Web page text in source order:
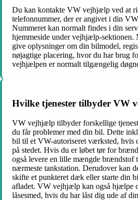
Du kan kontakte VW vejhjælp ved at
telefonnummer, der er angivet i din
Nummeret kan normalt findes i din
hjemmeside under vejhjælp-sektionen.
give oplysninger om din bilmodel,
nøjagtige placering, hvor du har brug
vejhjælpen er normalt tilgængelig
Hvilke tjenester tilbyder VW
VW vejhjælp tilbyder forskellige
du får problemer med din bil. Dette
bil til et VW-autoriseret værksted, hvis
på stedet. Hvis du er løbet tør for
også levere en lille mængde brændstof
nærmeste tankstation. Derudover kan
skifte et punkteret dæk eller starte din
afladet. VW vejhjælp kan også hjælpe
låsesmed, hvis du har låst dig ude af